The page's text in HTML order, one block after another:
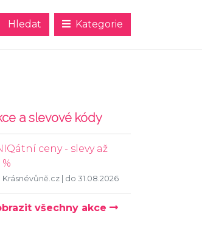
Kategorie
a slevové kódy
ceny - slevy až
Krásnévůně.cz | do 31.08.2026
všechny akce